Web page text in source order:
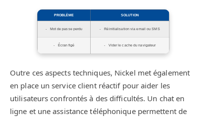
PROBLÈME SOLUTION
Mot de passe perdu Réinitialisation via email ou SMS
Écran figé Vider le cache du navigateur
Outre ces aspects techniques, Nickel met également
en place un service client réactif pour aider les
utilisateurs confrontés à des difficultés. Un chat en
ligne et une assistance téléphonique permettent de